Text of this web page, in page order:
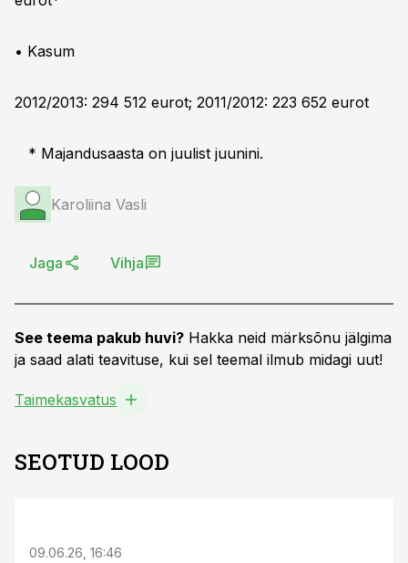
• Kasum
2012/2013: 294 512 eurot; 2011/2012: 223 652 eurot
* Majandusaasta on juulist juunini.
Karoliina Vasli
Jaga Vihja
See teema pakub huvi? Hakka neid märksõnu jälgima
ja saad alati teavituse, kui sel teemal ilmub midagi uut!
Taimekasvatus
SEOTUD LOOD
09.06.26, 16:46